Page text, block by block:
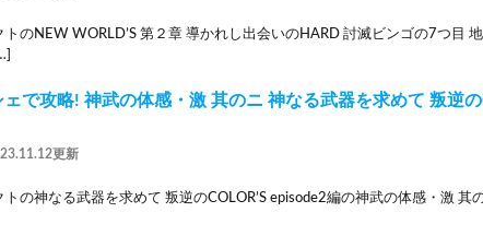
トのNEW WORLD’S 第２章 導かれし出会いのHARD 討滅ビンゴの7つ目
で攻略! 神武の体感・激 其のニ 神なる武器を求めて 叛逆の
更新
の神なる武器を求めて 叛逆のCOLOR’S episode2編の神武の体感・激 其